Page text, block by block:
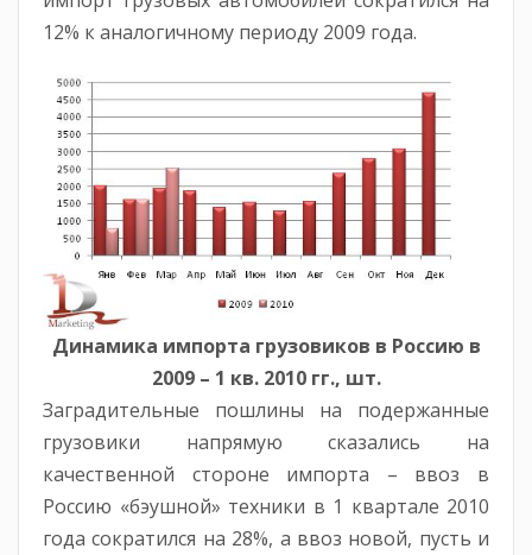
12% к аналогичному периоду 2009 года.
Динамика импорта грузовиков в Россию в
2009 – 1 кв. 2010 гг., шт.
Заградительные пошлины на подержанные
грузовики напрямую сказались на
качественной стороне импорта – ввоз в
Россию «бэушной» техники в 1 квартале 2010
года сократился на 28%, а ввоз новой, пусть и